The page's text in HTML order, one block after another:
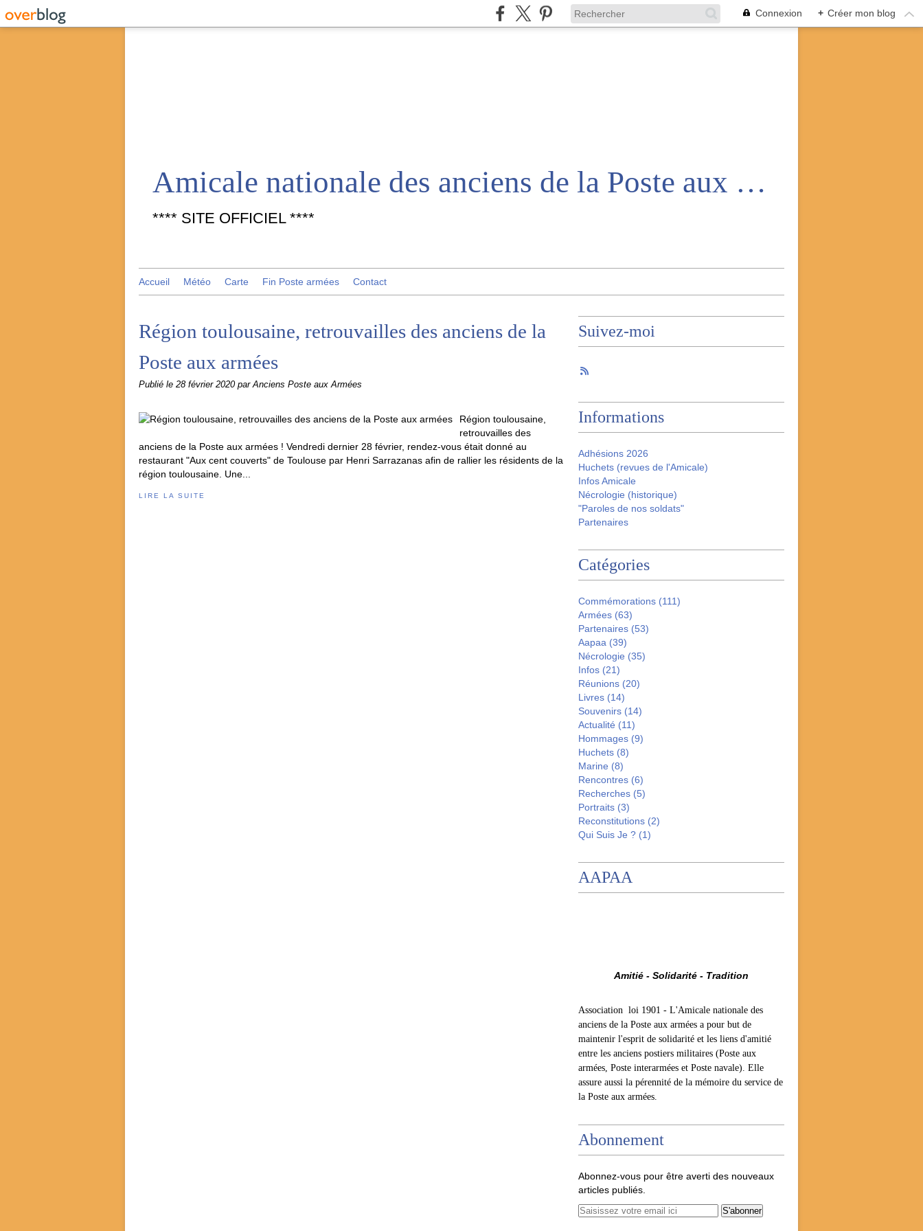
Connexion + Créer mon blog
Amicale nationale des anciens de la Poste aux armées
**** SITE OFFICIEL ****
Accueil Météo Carte Fin Poste armées Contact
Région toulousaine, retrouvailles des anciens de la
Poste aux armées
Publié le 28 février 2020 par Anciens Poste aux Armées
Région toulousaine,
retrouvailles des
anciens de la Poste aux armées ! Vendredi dernier 28 février, rendez-vous était donné au
restaurant "Aux cent couverts" de Toulouse par Henri Sarrazanas afin de rallier les résidents de la
région toulousaine. Une...
LIRE LA SUITE
Suivez-moi
Informations
Adhésions 2026
Huchets (revues de l'Amicale)
Infos Amicale
Nécrologie (historique)
"Paroles de nos soldats"
Partenaires
Catégories
Commémorations (111)
Armées (63)
Partenaires (53)
Aapaa (39)
Nécrologie (35)
Infos (21)
Réunions (20)
Livres (14)
Souvenirs (14)
Actualité (11)
Hommages (9)
Huchets (8)
Marine (8)
Rencontres (6)
Recherches (5)
Portraits (3)
Reconstitutions (2)
Qui Suis Je ? (1)
AAPAA
Amitié - Solidarité - Tradition
Association loi 1901 - L'Amicale nationale des
anciens de la Poste aux armées a pour but de
maintenir l'esprit de solidarité et les liens d'amitié
entre les anciens postiers militaires (Poste aux
armées, Poste interarmées et Poste navale). Elle
assure aussi la pérennité de la mémoire du service de
la Poste aux armées.
Abonnement
Abonnez-vous pour être averti des nouveaux
articles publiés.